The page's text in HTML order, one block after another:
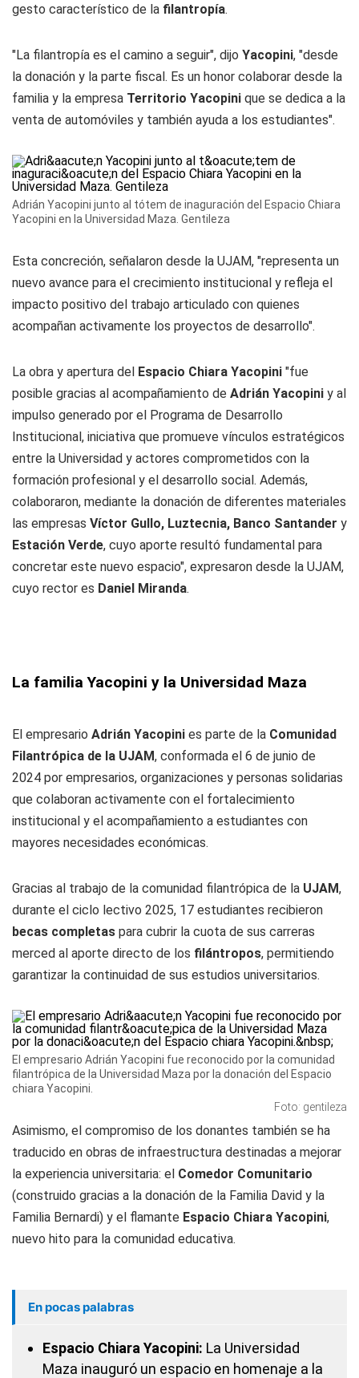
gesto característico de la filantropía.
"La filantropía es el camino a seguir", dijo Yacopini, "desde
la donación y la parte fiscal. Es un honor colaborar desde la
familia y la empresa Territorio Yacopini que se dedica a la
venta de automóviles y también ayuda a los estudiantes".
Adrián Yacopini junto al tótem de inaguración del Espacio Chiara
Yacopini en la Universidad Maza. Gentileza
Esta concreción, señalaron desde la UJAM, "representa un
nuevo avance para el crecimiento institucional y refleja el
impacto positivo del trabajo articulado con quienes
acompañan activamente los proyectos de desarrollo".
La obra y apertura del Espacio Chiara Yacopini "fue
posible gracias al acompañamiento de Adrián Yacopini y al
impulso generado por el Programa de Desarrollo
Institucional, iniciativa que promueve vínculos estratégicos
entre la Universidad y actores comprometidos con la
formación profesional y el desarrollo social. Además,
colaboraron, mediante la donación de diferentes materiales
las empresas Víctor Gullo, Luztecnia, Banco Santander y
Estación Verde, cuyo aporte resultó fundamental para
concretar este nuevo espacio", expresaron desde la UJAM,
cuyo rector es Daniel Miranda.
La familia Yacopini y la Universidad Maza
El empresario Adrián Yacopini es parte de la Comunidad
Filantrópica de la UJAM, conformada el 6 de junio de
2024 por empresarios, organizaciones y personas solidarias
que colaboran activamente con el fortalecimiento
institucional y el acompañamiento a estudiantes con
mayores necesidades económicas.
Gracias al trabajo de la comunidad filantrópica de la UJAM,
durante el ciclo lectivo 2025, 17 estudiantes recibieron
becas completas para cubrir la cuota de sus carreras
merced al aporte directo de los filántropos, permitiendo
garantizar la continuidad de sus estudios universitarios.
El empresario Adrián Yacopini fue reconocido por la comunidad
filantrópica de la Universidad Maza por la donación del Espacio
chiara Yacopini.
Foto: gentileza
Asimismo, el compromiso de los donantes también se ha
traducido en obras de infraestructura destinadas a mejorar
la experiencia universitaria: el Comedor Comunitario
(construido gracias a la donación de la Familia David y la
Familia Bernardi) y el flamante Espacio Chiara Yacopini,
nuevo hito para la comunidad educativa.
En pocas palabras
Espacio Chiara Yacopini: La Universidad
Maza inauguró un espacio en homenaje a la